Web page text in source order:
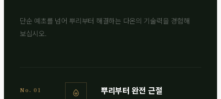
단순 예초를 넘어 뿌리부터 해결하는 다온의 기술력을 경험해
보십시오.
No. 01 뿌리부터 완전 근절